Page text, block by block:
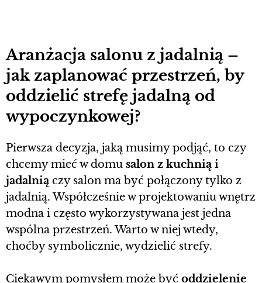
Aranżacja salonu z jadalnią –
jak zaplanować przestrzeń, by
oddzielić strefę jadalną od
wypoczynkowej?
Pierwsza decyzja, jaką musimy podjąć, to czy
chcemy mieć w domu salon z kuchnią i
jadalnią czy salon ma być połączony tylko z
jadalnią. Współcześnie w projektowaniu wnętrz
modna i często wykorzystywana jest jedna
wspólna przestrzeń. Warto w niej wtedy,
choćby symbolicznie, wydzielić strefy.
Ciekawym pomysłem może być oddzielenie